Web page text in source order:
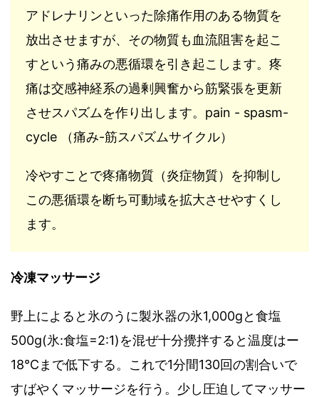
アドレナリンといった除痛作用のある物質を
放出させますが、その物質も血流阻害を起こ
すという痛みの悪循環を引き起こします。疼
痛は交感神経系の過剰興奮から筋緊張を更新
させスパズムを作り出します。pain - spasm-
cycle （痛み-筋スパズムサイクル）
冷やすことで疼痛物質（炎症物質）を抑制し
この悪循環を断ち可動域を拡大させやすくし
ます。
冷凍マッサージ
野上によると氷のうに製氷器の氷1,000gと食塩
500g(氷:食塩=2:1)を混ぜ十分攪拌すると温度はー
18℃ まで低下する。これで1分間130回の割合いで
すばやくマッサージを行う 。 少し圧迫してマッサー